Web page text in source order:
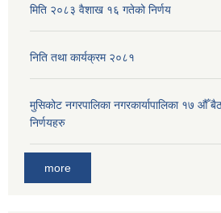
मिति २०८३ वैशाख १६ गतेको निर्णय
निति तथा कार्यक्रम २०८१
मुसिकोट नगरपालिका नगरकार्यापालिका १७
निर्णयहरु
more